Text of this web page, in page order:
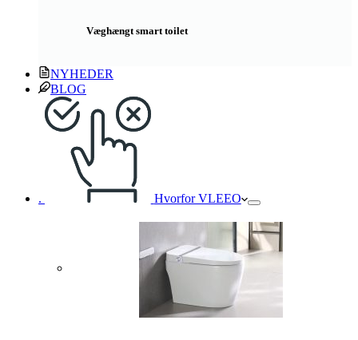
Væghængt smart toilet
NYHEDER
BLOG
. Hvorfor VLEEO